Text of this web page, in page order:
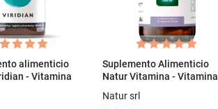
alimenticio
- Vitamina
concentración
Suplemento Alimenticio
Natur Vitamina - Vitamina
D3 2000 UI Cápsulas
Natur srl